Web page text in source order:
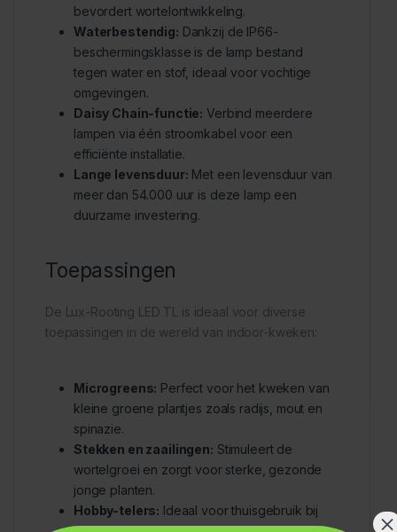
bevordert wortelontwikkeling.
Waterbestendig: Dankzij de IP66-
beschermingsklasse is de lamp bestand
tegen water en stof, ideaal voor vochtige
omgevingen.
Daisy Chain-functie: Verbind meerdere
lampen via één stroomkabel voor een
efficiënte installatie.
Lange levensduur: Met een levensduur van
meer dan 54.000 uur is deze lamp een
duurzame investering.
Toepassingen
De Lux-Rooting LED TL is ideaal voor diverse
toepassingen in de wereld van indoor-kweken:
Microgreens: Perfect voor het kweken van
kleine groene plantjes zoals radijs, mout en
spinazie.
Stekken en zaailingen: Stimuleert de
wortelgroei en zorgt voor sterke, gezonde
jonge planten.
Hobby-telers: Ideaal voor thuisgebruik bij
×